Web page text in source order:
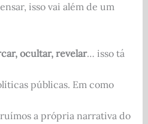
isso vai além de um
ocultar, revelar… isso tá
públicas. Em como
a própria narrativa do